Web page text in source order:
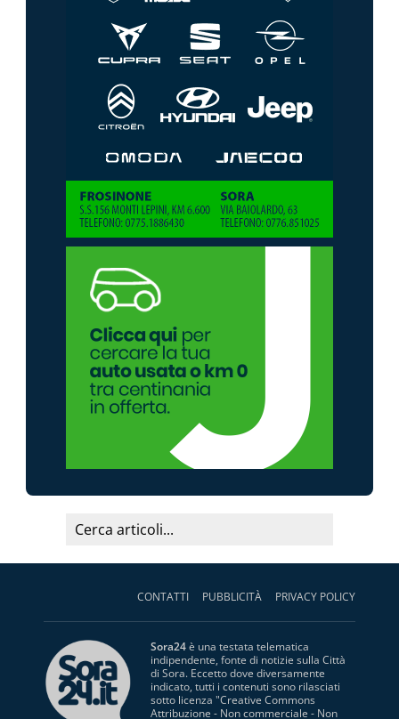
CONTATTI PUBBLICITÀ PRIVACY POLICY
Sora24è una testata telematica
indipendente, fonte di notizie sulla Città
di Sora. Eccetto dove diversamente
indicato, tutti i contenuti sono rilasciati
sotto licenza "Creative Commons
Attribuzione - Non commerciale - Non